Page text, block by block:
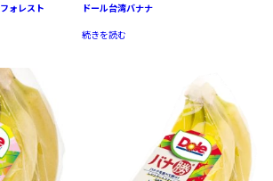
ォレスト ドール台湾バナナ
続きを読む